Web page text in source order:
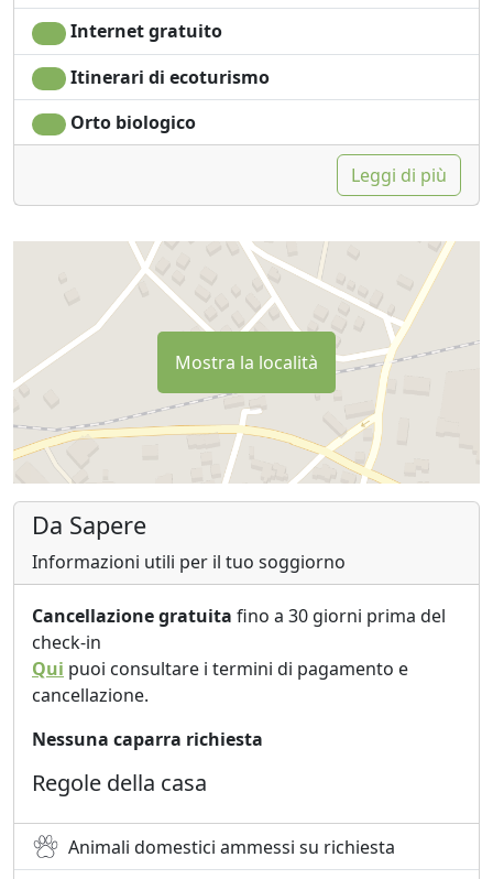
Internet gratuito
Itinerari di ecoturismo
Orto biologico
Leggi di più
Mostra la località
Da Sapere
Informazioni utili per il tuo soggiorno
Cancellazione gratuita fino a 30 giorni prima del
check-in
Qui puoi consultare i termini di pagamento e
cancellazione.
Nessuna caparra richiesta
Regole della casa
Animali domestici ammessi su richiesta